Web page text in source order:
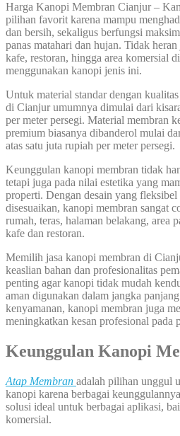
Harga Kanopi Membran Cianjur –
pilihan favorit karena mampu
dan bersih, sekaligus berfungsi
panas matahari dan hujan. Tidak
kafe, restoran, hingga area komersial
menggunakan kanopi jenis ini.
Untuk material standar dengan
di Cianjur umumnya dimulai dari
per meter persegi. Material membran
premium biasanya dibanderol mulai
atas satu juta rupiah per meter persegi.
Keunggulan kanopi membran tidak
tetapi juga pada nilai estetika yang
properti. Dengan desain yang
disesuaikan, kanopi membran sangat
rumah, teras, halaman belakang, area
kafe dan restoran.
Memilih jasa kanopi membran di
keaslian bahan dan profesionalitas
penting agar kanopi tidak mudah
aman digunakan dalam jangka
kenyamanan, kanopi membran juga
meningkatkan kesan profesional pada
Keunggulan Kanopi
Atap Membran adalah pilihan unggul
kanopi karena berbagai
solusi ideal untuk berbagai aplikasi,
komersial.